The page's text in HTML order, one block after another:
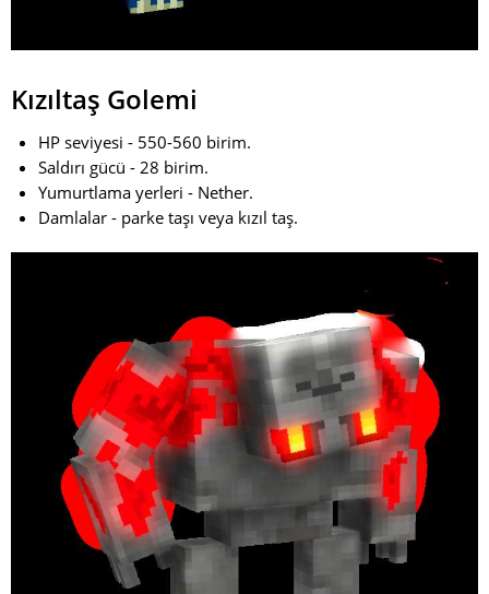
Kızıltaş Golemi
HP seviyesi - 550-560 birim.
Saldırı gücü - 28 birim.
Yumurtlama yerleri - Nether.
Damlalar - parke taşı veya kızıl taş.